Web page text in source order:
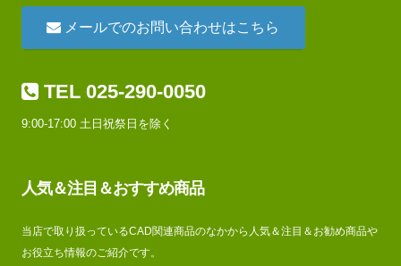
メールでのお問い合わせはこちら
TEL 025-290-0050
9:00-17:00 土日祝祭日を除く
人気＆注目＆おすすめ商品
当店で取り扱っているCAD関連商品のなかから人気＆注目＆お勧め商品や
お役立ち情報のご紹介です。